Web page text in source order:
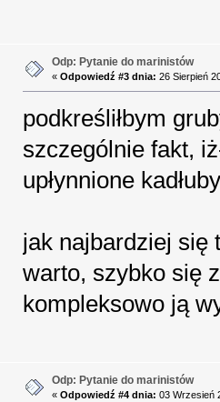
Odp: Pytanie do marinistów
«Odpowiedź #3 dnia: 26 Sierpień
podkreśliłbym
szczególnie fakt,
upłynnione
jak najbardziej się
warto, szybko się
kompleksowo ją
Odp: Pytanie do marinistów
«Odpowiedź #4 dnia: 03 Wrzesień